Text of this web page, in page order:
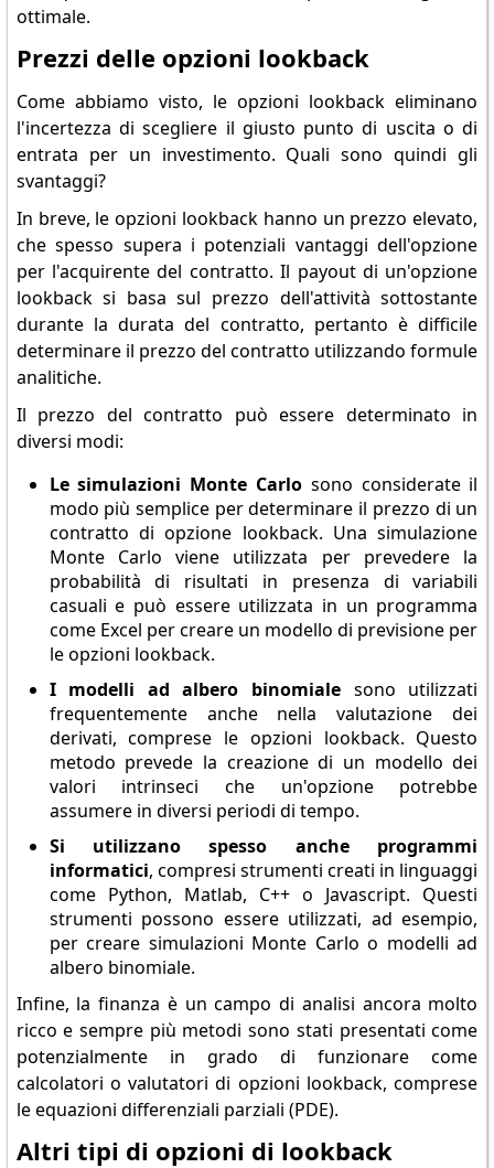
ottimale.
Prezzi delle opzioni lookback
Come abbiamo visto, le opzioni lookback eliminano
l'incertezza di scegliere il giusto punto di uscita o di
entrata per un investimento. Quali sono quindi gli
svantaggi?
In breve, le opzioni lookback hanno un prezzo elevato,
che spesso supera i potenziali vantaggi dell'opzione
per l'acquirente del contratto. Il payout di un'opzione
lookback si basa sul prezzo dell'attività sottostante
durante la durata del contratto, pertanto è difficile
determinare il prezzo del contratto utilizzando formule
analitiche.
Il prezzo del contratto può essere determinato in
diversi modi:
Le simulazioni Monte Carlo sono considerate il
modo più semplice per determinare il prezzo di un
contratto di opzione lookback. Una simulazione
Monte Carlo viene utilizzata per prevedere la
probabilità di risultati in presenza di variabili
casuali e può essere utilizzata in un programma
come Excel per creare un modello di previsione per
le opzioni lookback.
I modelli ad albero binomiale sono utilizzati
frequentemente anche nella valutazione dei
derivati, comprese le opzioni lookback. Questo
metodo prevede la creazione di un modello dei
valori intrinseci che un'opzione potrebbe
assumere in diversi periodi di tempo.
Si utilizzano spesso anche programmi
informatici, compresi strumenti creati in linguaggi
come Python, Matlab, C++ o Javascript. Questi
strumenti possono essere utilizzati, ad esempio,
per creare simulazioni Monte Carlo o modelli ad
albero binomiale.
Infine, la finanza è un campo di analisi ancora molto
ricco e sempre più metodi sono stati presentati come
potenzialmente in grado di funzionare come
calcolatori o valutatori di opzioni lookback, comprese
le equazioni differenziali parziali (PDE).
Altri tipi di opzioni di lookback